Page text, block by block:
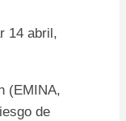
14 abril,
(EMINA,
de